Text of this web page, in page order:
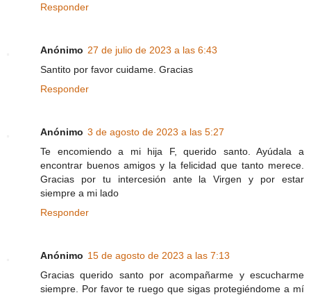
Responder
Anónimo 27 de julio de 2023 a las 6:43
Santito por favor cuidame. Gracias
Responder
Anónimo 3 de agosto de 2023 a las 5:27
Te encomiendo a mi hija F, querido santo. Ayúdala a
encontrar buenos amigos y la felicidad que tanto merece.
Gracias por tu intercesión ante la Virgen y por estar
siempre a mi lado
Responder
Anónimo 15 de agosto de 2023 a las 7:13
Gracias querido santo por acompañarme y escucharme
siempre. Por favor te ruego que sigas protegiéndome a mí